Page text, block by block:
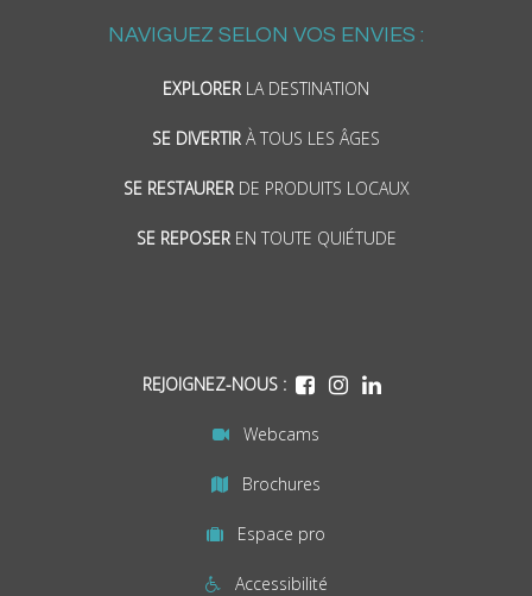
NAVIGUEZ SELON VOS ENVIES :
EXPLORER LA DESTINATION
SE DIVERTIR À TOUS LES ÂGES
SE RESTAURERDE PRODUITS LOCAUX
SE REPOSEREN TOUTE QUIÉTUDE
REJOIGNEZ-NOUS :
Webcams
Brochures
Espace pro
Accessibilité